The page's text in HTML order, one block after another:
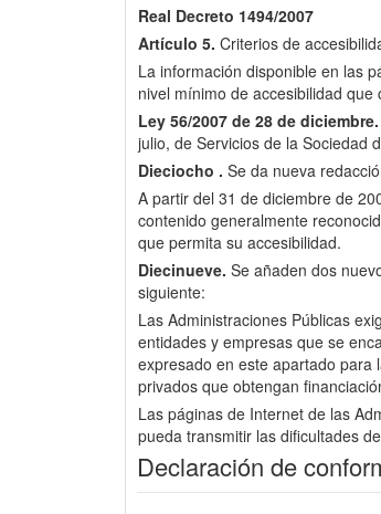
Real Decreto 1494/2007
Artículo 5. Criterios de
La información disponible en las
nivel mínimo de accesibilidad
Ley 56/2007 de 28 de diciembre.
julio, de Servicios de la Sociedad
Dieciocho . Se da nueva
A partir del 31 de diciembre de
contenido generalmente
que permita su accesibilidad.
Diecinueve. Se añaden dos
siguiente:
Las Administraciones Públicas
entidades y empresas que se
expresado en este apartado para
privados que obtengan
Las páginas de Internet de las
pueda transmitir las dificultades
Declaración de